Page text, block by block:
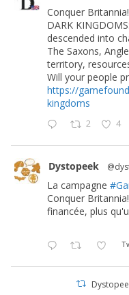
Conquer
DARK
descended into
The Saxons,
territory,
Will your people
https://
kingdoms
2 4
Dystopeek
La campagne
Conquer
financée, plus